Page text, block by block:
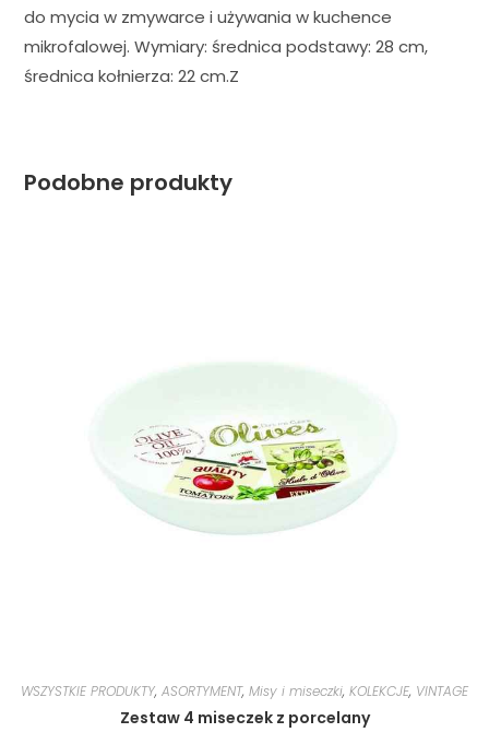
do mycia w zmywarce i używania w kuchence
mikrofalowej. Wymiary: średnica podstawy: 28 cm,
średnica kołnierza: 22 cm.Z
Podobne produkty
WSZYSTKIE PRODUKTY, ASORTYMENT, Misy i miseczki, KOLEKCJE, VINTAGE
Zestaw 4 miseczek z porcelany